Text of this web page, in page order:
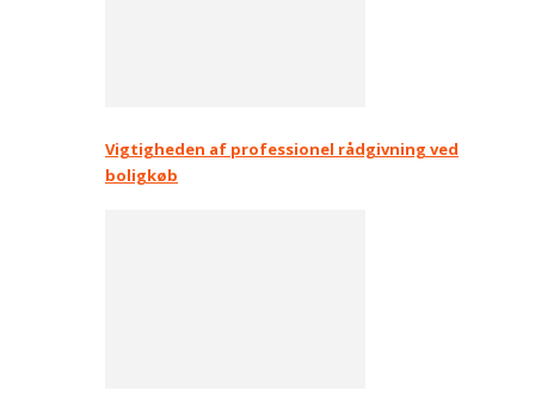
Vigtigheden af professionel rådgivning ved
boligkøb